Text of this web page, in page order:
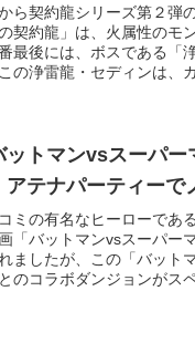
ら契約龍シリーズ第２弾
契約龍」は、火属性のモ
最後には、ボスである「
の浄雷龍・セディンは、
ットマンvsスーパー
アテナパーティーで
ミの有名なヒーローであ
「バットマンvsスーパー
ましたが、この「バット
のコラボダンジョンがス